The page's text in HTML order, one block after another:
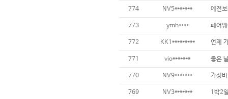
774 NV5*******
773 ymh****
772 KK1*********
771 vio*******
770 NV9******* 가성
769 NV3*******